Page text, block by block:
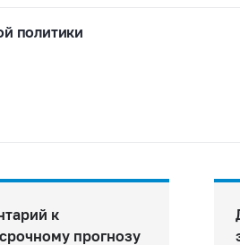
политики
к
прогнозу